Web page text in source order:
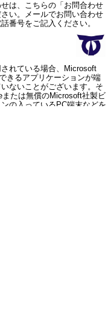
は、こちらの「お問合わせ
い。メールでお問い合わせ
番号をご記入ください。
れている場合、Microsoft
きるアプリケーションが端
ないことがございます。そ
たは無償のMicrosoft社製ビ
の入っているPC端末などを